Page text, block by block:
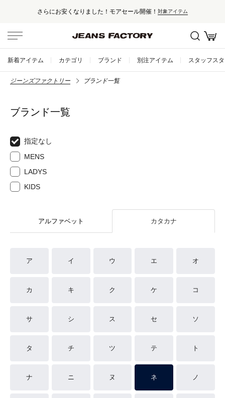
さらにお安くなりました！モアセール開催！ 対象アイテム
新着アイテム カテゴリ ブランド 別注アイテム スタッフス
ジーンズファクトリー ブランド一覧
ブランド一覧
指定なし
MENS
LADYS
KIDS
アルファベット カタカナ
ア イ ウ エ オ
カ キ ク ケ コ
サ シ ス セ ソ
タ チ ツ テ ト
ナ ニ ヌ ネ ノ